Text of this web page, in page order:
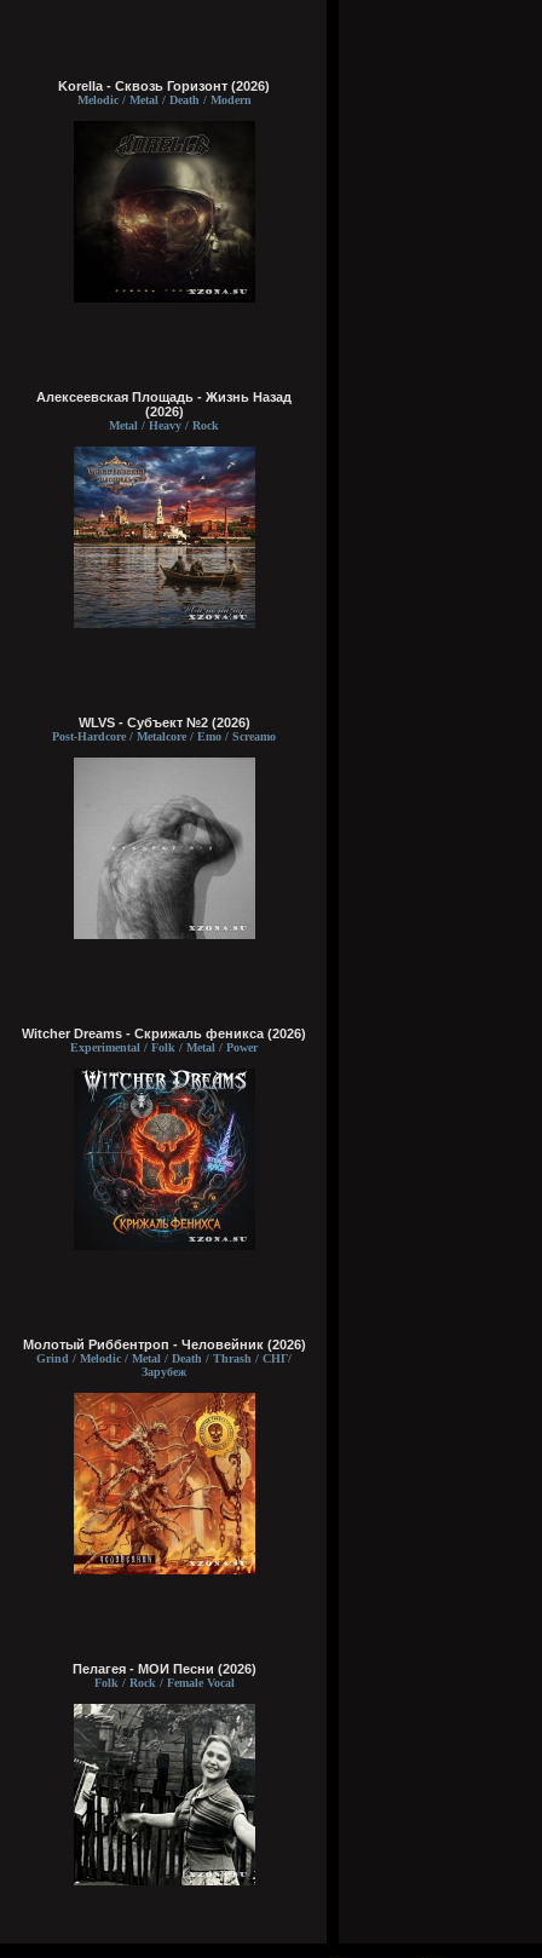
Korella - Сквозь Горизонт (2026)
Melodic / Metal / Death / Modern
Алексеевская Площадь - Жизнь Назад
(2026)
Metal / Heavy / Rock
WLVS - Субъект №2 (2026)
Post-Hardcore / Metalcore / Emo / Screamo
Witcher Dreams - Скрижаль феникса (2026)
Experimental / Folk / Metal / Power
Молотый Риббентроп - Человейник (2026)
Grind / Melodic / Metal / Death / Thrash / СНГ/
Зарубеж
Пелагея - МОИ Песни (2026)
Folk / Rock / Female Vocal